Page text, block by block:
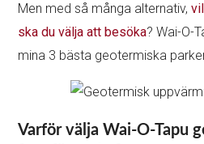
Men med så många alternativ,
ska du välja att besöka? Wai-O-
mina 3 bästa geotermiska
Varför välja Wai-O-Tapu